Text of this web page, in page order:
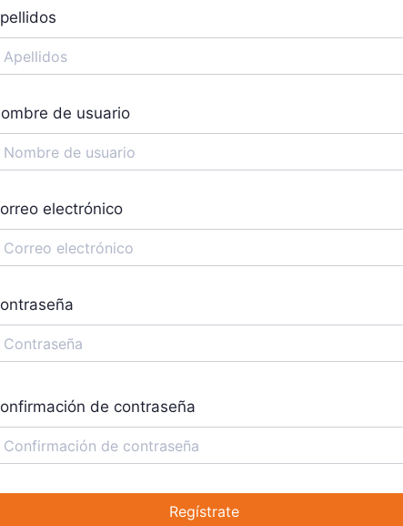
de usuario
electrónico
de contraseña
Regístrate